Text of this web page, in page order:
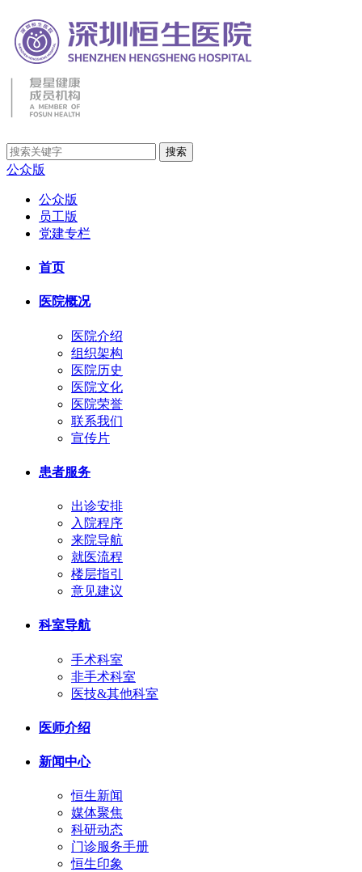
公众版
公众版
员工版
党建专栏
首页
医院概况
医院介绍
组织架构
医院历史
医院文化
医院荣誉
联系我们
宣传片
患者服务
出诊安排
入院程序
来院导航
就医流程
楼层指引
意见建议
科室导航
手术科室
非手术科室
医技&其他科室
医师介绍
新闻中心
恒生新闻
媒体聚焦
科研动态
门诊服务手册
恒生印象